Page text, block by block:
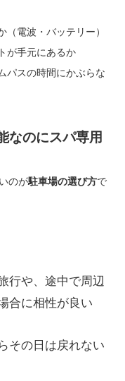
（電波・バッテリー）
が手元にあるか
パスの時間にかぶらな
なのにスパ専用
のが駐車場の選び方で
行や、途中で周辺
合に相性が良い
その日は戻れない